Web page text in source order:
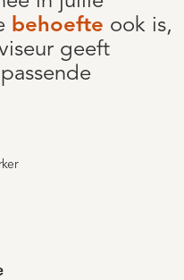
behoefte ook is,
geeft